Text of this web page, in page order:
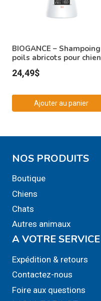
BIOGANCE – Shampoing
poils abricots pour chien
24,49$
Ajouter au panier
NOS PRODUITS
Boutique
Chiens
Chats
Autres animaux
A VOTRE SERVICE
Expédition & retours
Contactez-nous
Foire aux questions